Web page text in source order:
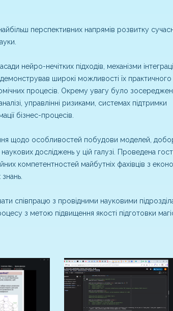
перспективних напрямів розвитку
нейро-нечітких підходів, механізми
широкі можливості їх практичного
процесів. Окрему увагу було
управлінні ризиками, системах підтримки
бізнес-процесів.
щодо особливостей побудови моделей,
досліджень у цій галузі. Проведена
компетентностей майбутніх фахівців з
співпрацю з провідними науковими
з метою підвищення якості підготовки